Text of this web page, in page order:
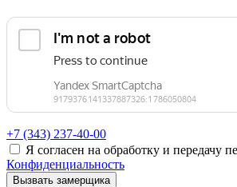
+7 (343) 237-40-00
Я согласен на обработку и передачу
Конфиденциальность
Вызвать замерщика